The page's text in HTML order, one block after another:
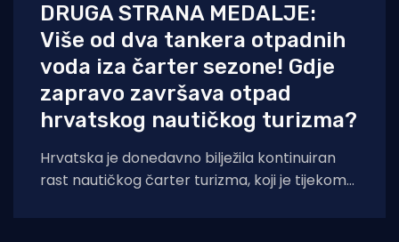
DRUGA STRANA MEDALJE:
Više od dva tankera otpadnih
voda iza čarter sezone! Gdje
zapravo završava otpad
hrvatskog nautičkog turizma?
Hrvatska je donedavno bilježila kontinuiran
rast nautičkog čarter turizma, koji je tijekom